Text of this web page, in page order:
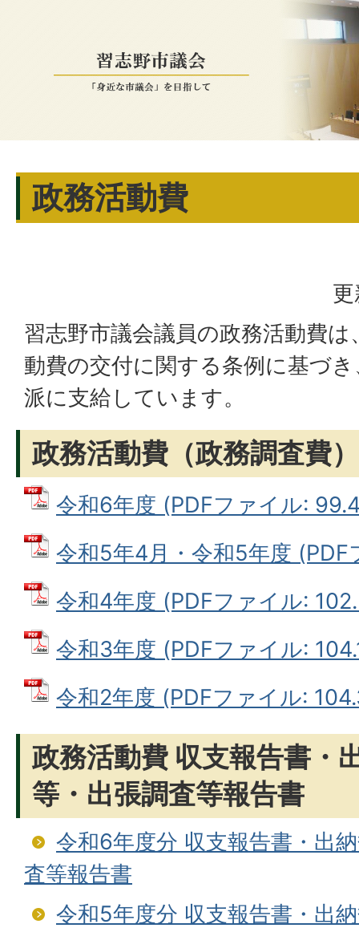
政務活動費
習志野市議会議員の政務活動費
動費の交付に関する条例に基づ
派に支給しています。
政務活動費（政務調査費
令和6年度 (PDFファイル:
令和5年4月・令和5年度 (PDF
令和4年度 (PDFファイル:
令和3年度 (PDFファイル:
令和2年度 (PDFファイル:
政務活動費 収支報告書・
等・出張調査等報告書
令和6年度分 収支報告書・出
査等報告書
令和5年度分 収支報告書・出